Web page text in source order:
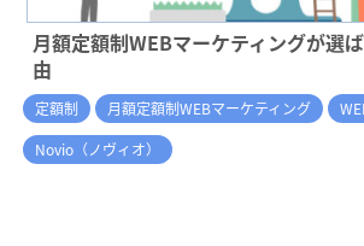
月額定額制WEBマーケティングが選
由
定額制 月額定額制WEBマーケティング
Novio（ノヴィオ）